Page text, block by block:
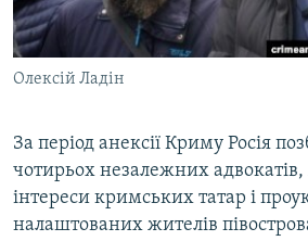
СВІДЧЕННЯ ОКУПАЦІЇ
УКРАЇНСЬКА ПРОБЛЕМА КРИМУ
ІНФОГРАФІКА
Qırımtatar
ДОЛУЧАЙСЯ!
Усі сайти RFE/RL
Олексій Ладін
За період анексії Криму Росія
чотирьох незалежних
інтереси кримських татар і
налаштованих жителів